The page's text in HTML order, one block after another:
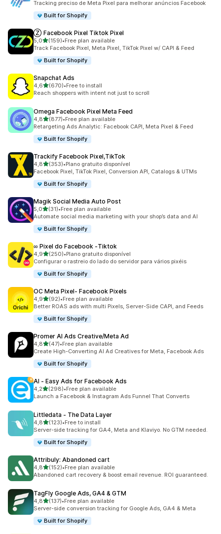
Tracking preciso de Meta Pixel para melhorar anúncios Facebook
Built for Shopify
Ⓩ Facebook Pixel Tiktok Pixel
5,0de 5 estrelas
(159)
159 total de avaliações
•Free plan available
Track Facebook Pixel, Meta Pixel, TikTok Pixel w/ CAPI & Feed
Built for Shopify
Snapchat Ads
4,6de 5 estrelas
(670)
670 total de avaliações
•Free to install
Reach shoppers with intent not just to scroll
Omega Facebook Pixel Meta Feed
4,8de 5 estrelas
(877)
877 total de avaliações
•Free plan available
Retargeting Ads Analytic: Facebook CAPI, Meta Pixel & Feed
Built for Shopify
Trackify Facebook Pixel,TikTok
4,8de 5 estrelas
(353)
353 total de avaliações
•Plano gratuito disponível
Facebook Pixel, TikTok Pixel, Conversion API, Catalogs & UTMs
Built for Shopify
Magik Social Media Auto Post
5,0de 5 estrelas
(31)
31 total de avaliações
•Free plan available
Automate social media marketing with your shop’s data and AI
Built for Shopify
∞ Pixel do Facebook ‑Tiktok
4,9de 5 estrelas
(250)
250 total de avaliações
•Plano gratuito disponível
Configurar o rastreio do lado do servidor para vários pixéis
Built for Shopify
OC Meta Pixel‑ Facebook Pixels
4,9de 5 estrelas
(92)
92 total de avaliações
•Free plan available
Better ROAS ads with multi Pixels, Server-Side CAPI, and Feeds
Built for Shopify
Promer AI Ads Creative/Meta Ad
4,8de 5 estrelas
(47)
47 total de avaliações
•Free plan available
Create High-Converting AI Ad Creatives for Meta, Facebook Ads
Built for Shopify
AI ‑ Easy Ads for Facebook Ads
4,2de 5 estrelas
(298)
298 total de avaliações
•Free plan available
Launch a Facebook & Instagram Ads Funnel That Converts
Littledata ‑ The Data Layer
4,8de 5 estrelas
(123)
123 total de avaliações
•Free to install
Server-side tracking for GA4, Meta and Klaviyo. No GTM needed.
Built for Shopify
Attribuly: Abandoned cart
4,8de 5 estrelas
(152)
152 total de avaliações
•Free plan available
Abandoned cart recovery & boost email revenue. ROI guaranteed.
TagFly Google Ads, GA4 & GTM
4,8de 5 estrelas
(137)
137 total de avaliações
•Free plan available
Server-side conversion tracking for Google Ads, GA4 & Meta
Built for Shopify